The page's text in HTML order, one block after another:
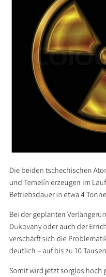
Die beiden tschechischen
und Temelín erzeugen im
Betriebsdauer in etwa 4
Bei der geplanten
Dukovany oder auch der
verschärft sich die
deutlich – auf bis zu 10
Somit wird jetzt sorglos hoch